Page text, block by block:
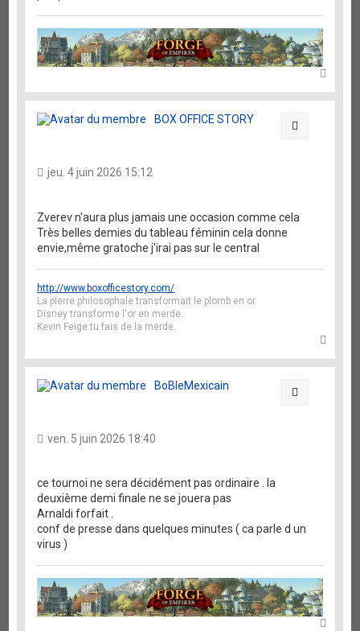
u
BOX OFFICE STORY
jeu. 4 juin 2026 15:12
Zverev n'aura plus jamais une occasion comme cela
Très belles demies du tableau féminin cela donne
envie,même gratoche j'irai pas sur le central
http://www.boxofficestory.com/
La pierre philosophale transformait le plomb en or.
Disney transforme l'or en merde.
Kevin Feige tu fais de la merde.
u
BoBleMexicain
ven. 5 juin 2026 18:40
ce tournoi ne sera décidément pas ordinaire . la
deuxième demi finale ne se jouera pas
Arnaldi forfait .
conf de presse dans quelques minutes ( ca parle d un
virus )